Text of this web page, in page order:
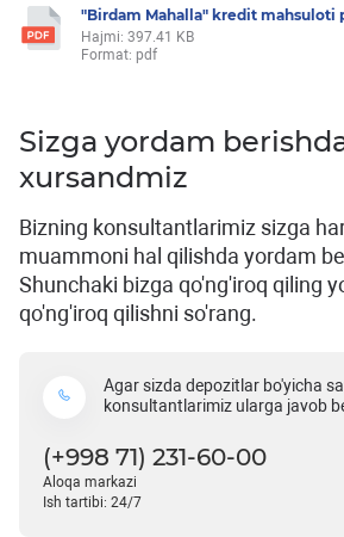
"Birdam Mahalla" kredit mahsuloti
Hajmi: 397.41 KB
Format: pdf
Sizga yordam
xursandmiz
Bizning konsultantlarimiz sizga
muammoni hal qilishda yordam
Shunchaki bizga qo'ng'iroq qiling
qo'ng'iroq qilishni so'rang.
Agar sizda depozitlar bo'yicha
konsultantlarimiz ularga javob
(+998 71) 231-60-00
Aloqa markazi
Ish tartibi: 24/7